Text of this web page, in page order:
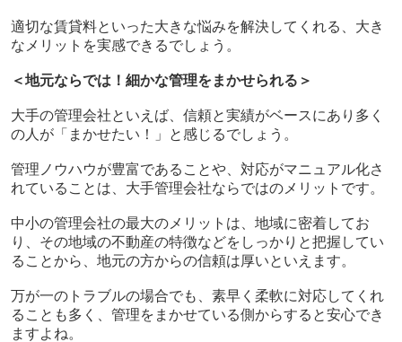
適切な賃貸料といった大きな悩みを解決してくれる、大き
なメリットを実感できるでしょう。
＜地元ならでは！細かな管理をまかせられる＞
大手の管理会社といえば、信頼と実績がベースにあり多く
の人が「まかせたい！」と感じるでしょう。
管理ノウハウが豊富であることや、対応がマニュアル化さ
れていることは、大手管理会社ならではのメリットです。
中小の管理会社の最大のメリットは、地域に密着してお
り、その地域の不動産の特徴などをしっかりと把握してい
ることから、地元の方からの信頼は厚いといえます。
万が一のトラブルの場合でも、素早く柔軟に対応してくれ
ることも多く、管理をまかせている側からすると安心でき
ますよね。